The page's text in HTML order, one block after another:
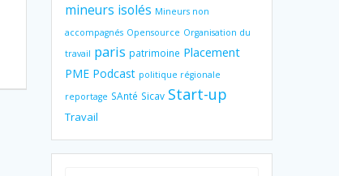
mineurs isolés Mineurs non
accompagnés Opensource Organisation du
travail paris patrimoine Placement
PME Podcast politique régionale
reportage SAnté Sicav Start-up
Travail